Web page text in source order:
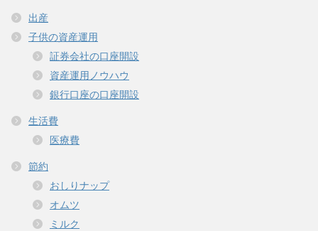
出産
子供の資産運用
証券会社の口座開設
資産運用ノウハウ
銀行口座の口座開設
生活費
医療費
節約
おしりナップ
オムツ
ミルク